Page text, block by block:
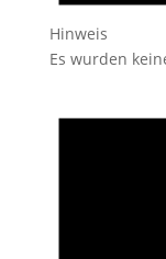
Hinweis
Es wurden